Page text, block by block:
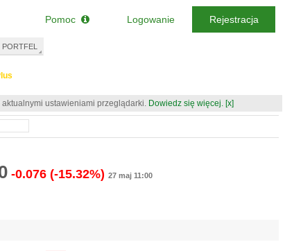
ustawieniami przeglądarki. Dowiedz się więcej. [x]
-0.076 (-15.32%) 27 maj 11:00
PORTFEL
Pomoc Logowanie Rejestracja